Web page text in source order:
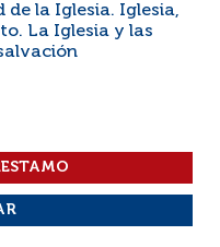
de la Iglesia. Iglesia,
La Iglesia y las